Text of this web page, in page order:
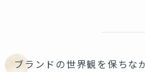
ブランドの世界観を保ちな